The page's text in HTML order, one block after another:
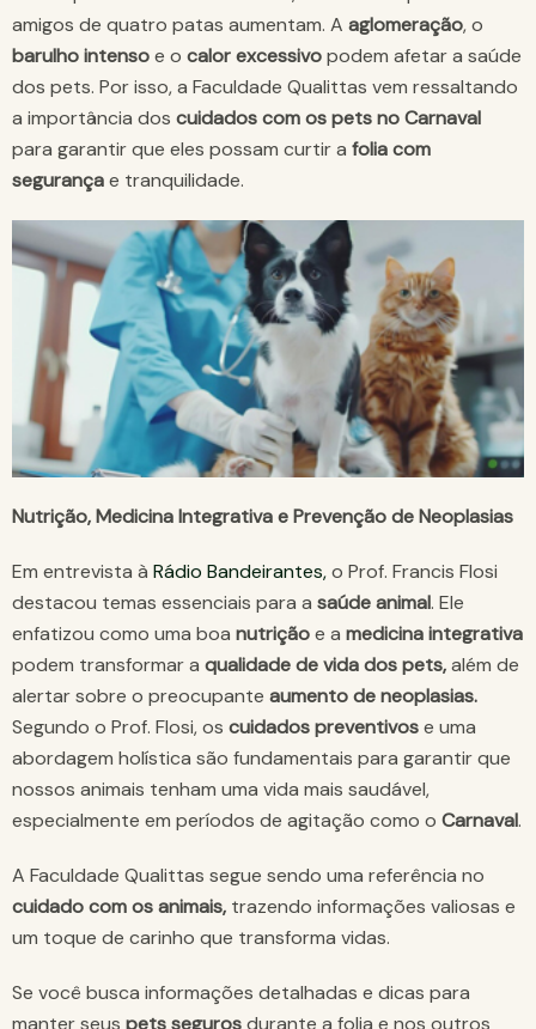
amigos de quatro patas aumentam. A aglomeração, o
barulho intensoe o calor excessivopodem afetar a saúde
dos pets. Por isso, a Faculdade Qualittas vem ressaltando
a importância dos cuidados com os pets no Carnaval
para garantir que eles possam curtir a folia com
segurançae tranquilidade.
Nutrição, Medicina Integrativa e Prevenção de Neoplasias
Em entrevista à Rádio Bandeirantes,o Prof. Francis Flosi
destacou temas essenciais para a saúde animal. Ele
enfatizou como uma boa nutriçãoe a medicina integrativa
podem transformar a qualidade de vida dos pets,além de
alertar sobre o preocupante aumento de neoplasias.
Segundo o Prof. Flosi, os cuidados preventivose uma
abordagem holística são fundamentais para garantir que
nossos animais tenham uma vida mais saudável,
especialmente em períodos de agitação como o Carnaval.
A Faculdade Qualittas segue sendo uma referência no
cuidado com os animais, trazendo informações valiosas e
um toque de carinho que transforma vidas.
Se você busca informações detalhadas e dicas para